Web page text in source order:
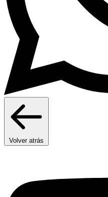
Volver atrás